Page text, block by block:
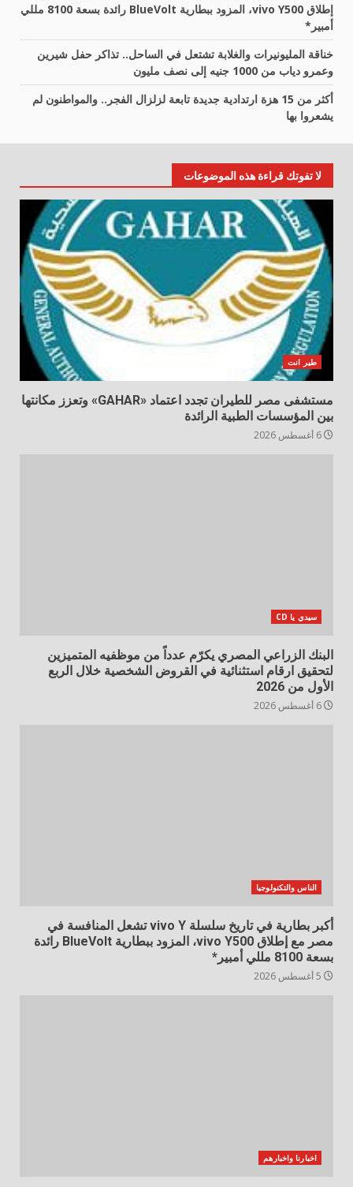
إطلاق vivo Y500، المزود ببطارية BlueVolt رائدة بسعة 8100 مللي
أمبير*
خناقة المليونيرات والغلابة تشتعل في الساحل.. تذاكر حفل شيرين
وعمرو دياب من 1000 جنيه إلى نصف مليون
أكثر من 15 هزة ارتدادية جديدة تابعة لزلزال الفجر.. والمواطنون لم
يشعروا بها
لا تفوتك قراءة هذه الموضوعات
طير انت
مستشفى مصر للطيران تجدد اعتماد «GAHAR» وتعزز مكانتها
بين المؤسسات الطبية الرائدة
سيدي يا CD
البنك الزراعي المصري يكرّم عدداً من موظفيه المتميزين
لتحقيق ارقام استثنائية في القروض الشخصية خلال الربع
الأول من 2026
الناس والتكنولوجيا
أكبر بطارية في تاريخ سلسلة vivo Y تشعل المنافسة في
مصر مع إطلاق vivo Y500، المزود ببطارية BlueVolt رائدة
بسعة 8100 مللي أمبير*
اخبارنا واخبارهم